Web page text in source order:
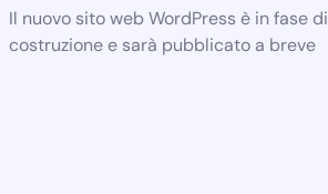
Il nuovo sito web WordPress è in fase di
costruzione e sarà pubblicato a breve